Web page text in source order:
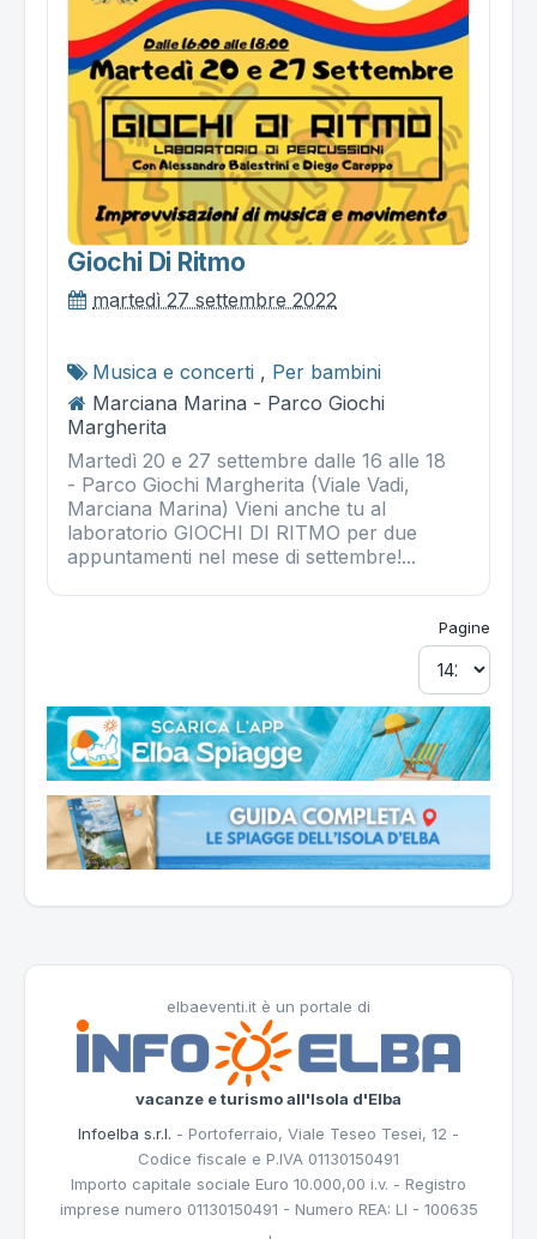
Giochi Di Ritmo
martedì 27 settembre 2022
Musica e concerti , Per bambini
Marciana Marina - Parco Giochi
Margherita
Martedì 20 e 27 settembre dalle 16 alle 18
- Parco Giochi Margherita (Viale Vadi,
Marciana Marina) Vieni anche tu al
laboratorio GIOCHI DI RITMO per due
appuntamenti nel mese di settembre!...
Pagine
elbaeventi.it è un portale di
vacanze e turismo all'Isola d'Elba
Infoelba s.r.l. - Portoferraio, Viale Teseo Tesei, 12 -
Codice fiscale e P.IVA 01130150491
Importo capitale sociale Euro 10.000,00 i.v. - Registro
imprese numero 01130150491 - Numero REA: LI - 100635